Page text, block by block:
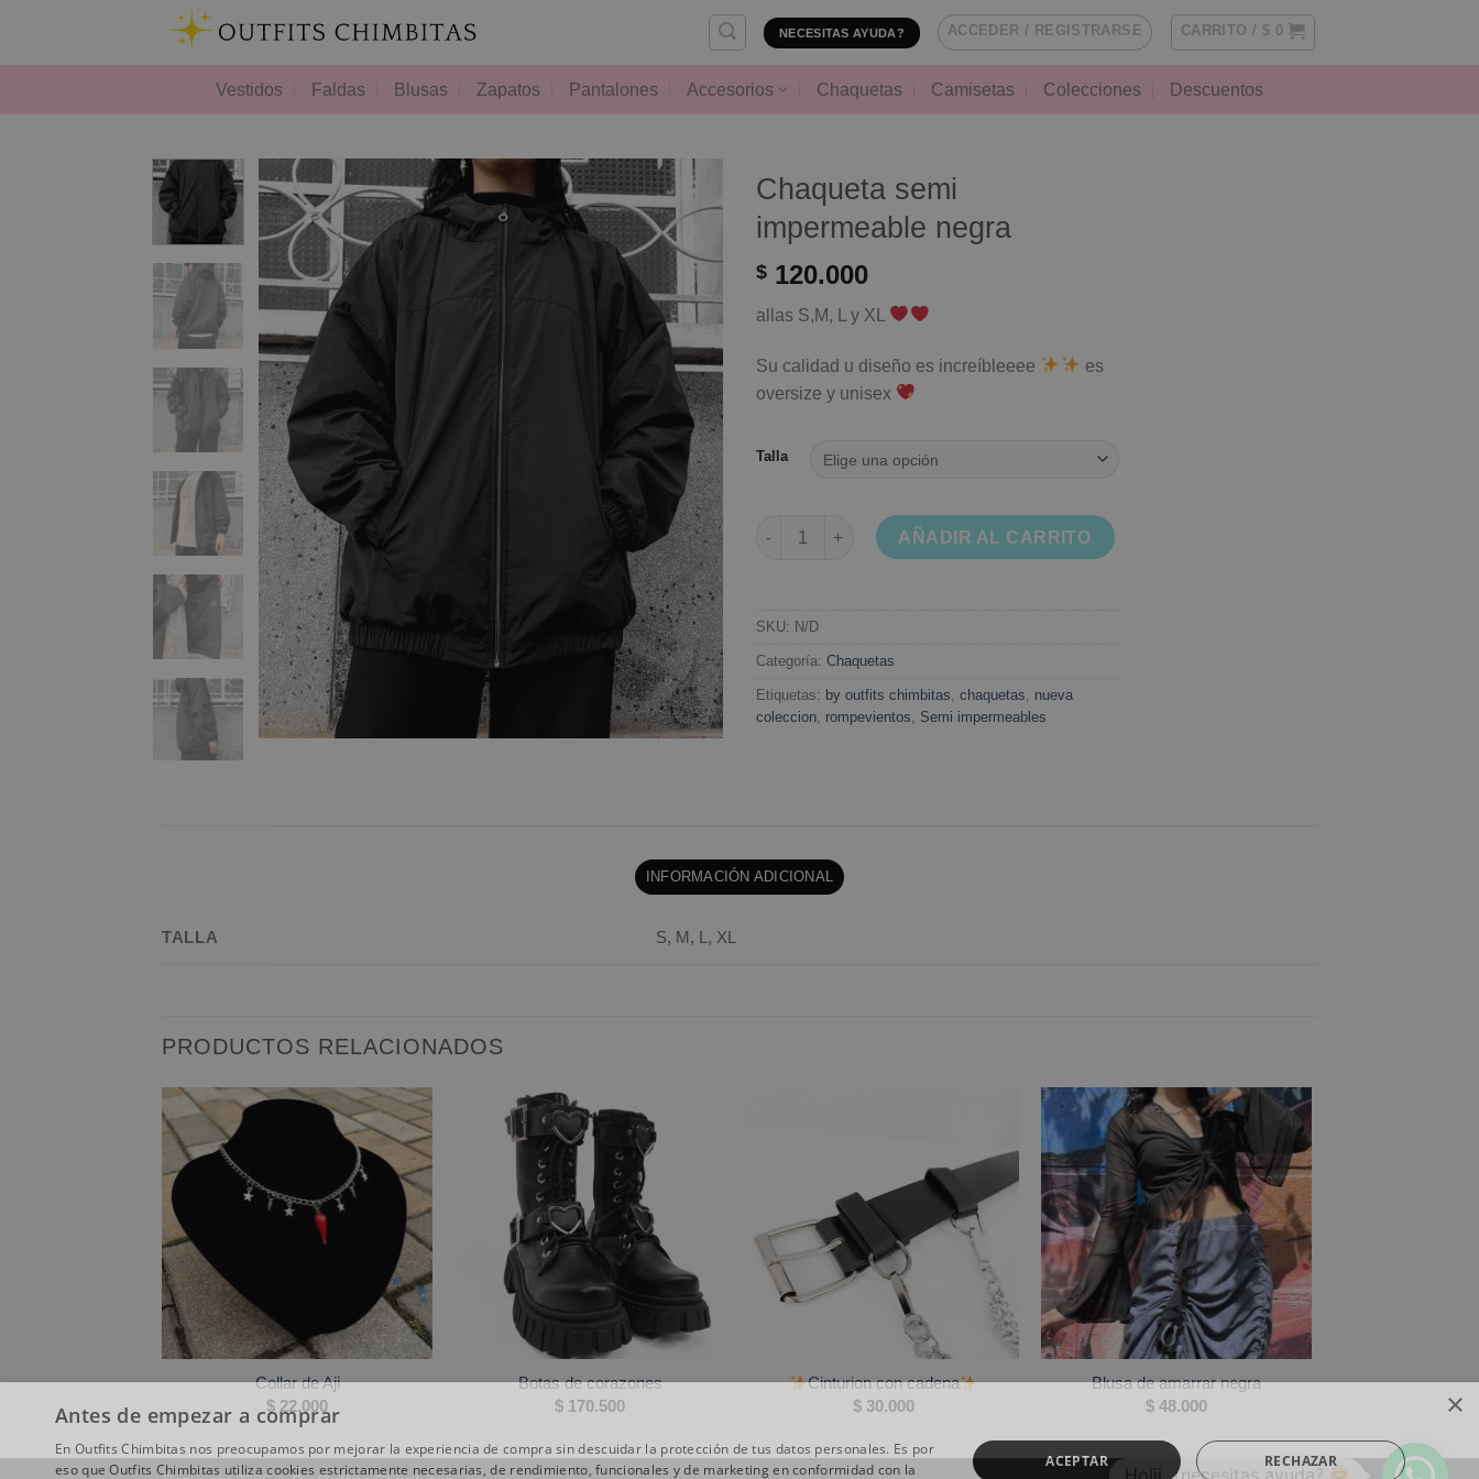
content
NECESITAS AYUDA? ACCEDER / REGISTRARSE CARRITO / $ 0
Vestidos Faldas Blusas Zapatos Pantalones Accesorios Chaquetas Camisetas Colecciones Descuentos
Chaqueta semi
impermeable negra
$ 120.000
allas S,M, L y XL
Su calidad u diseño es increíbleeee
es
oversize y unisex
Talla
Chaqueta semi impermeable negra cantidad
AÑADIR AL CARRITO
SKU: N/D
Categoría: Chaquetas
Etiquetas: by outfits chimbitas chaquetas
nueva
coleccion rompevientos Semi impermeables
INFORMACIÓN ADICIONAL
TALLA S, M, L, XL
PRODUCTOS RELACIONADOS
Collar de Aji
$ 22.000
Botas de corazones
$ 170.500
Cinturion con cadena
$30.000
Blusa de amarrar negra
$48.000
Lux
Holii, ¿necesitas ayuda?
×
Antes de empezar a comprar
En Outfits Chimbitas nos preocupamos por mejorar la experiencia de compra sin descuidar la protección de tus datos personales. Es por
eso que Outfits Chimbitas utiliza cookies estrictamente necesarias, de rendimiento, funcionales y de marketing en conformidad con la
ACEPTAR RECHAZAR